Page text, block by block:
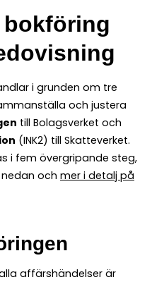
bokföring
i grunden om tre
och justera
till Bolagsverket och
(INK2) till Skatteverket.
i fem övergripande steg,
och mer i detalj på
affärshändelser är